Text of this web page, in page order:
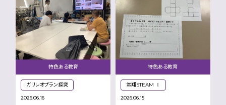
2026.06.16
特色ある教育
ガリレオプラン探究
2026.06.15
特色ある教育
常翔STEAM Ⅰ